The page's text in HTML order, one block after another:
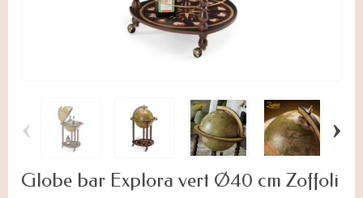
‹ ›
Globe bar Explora vert Ø40 cm Zoffoli